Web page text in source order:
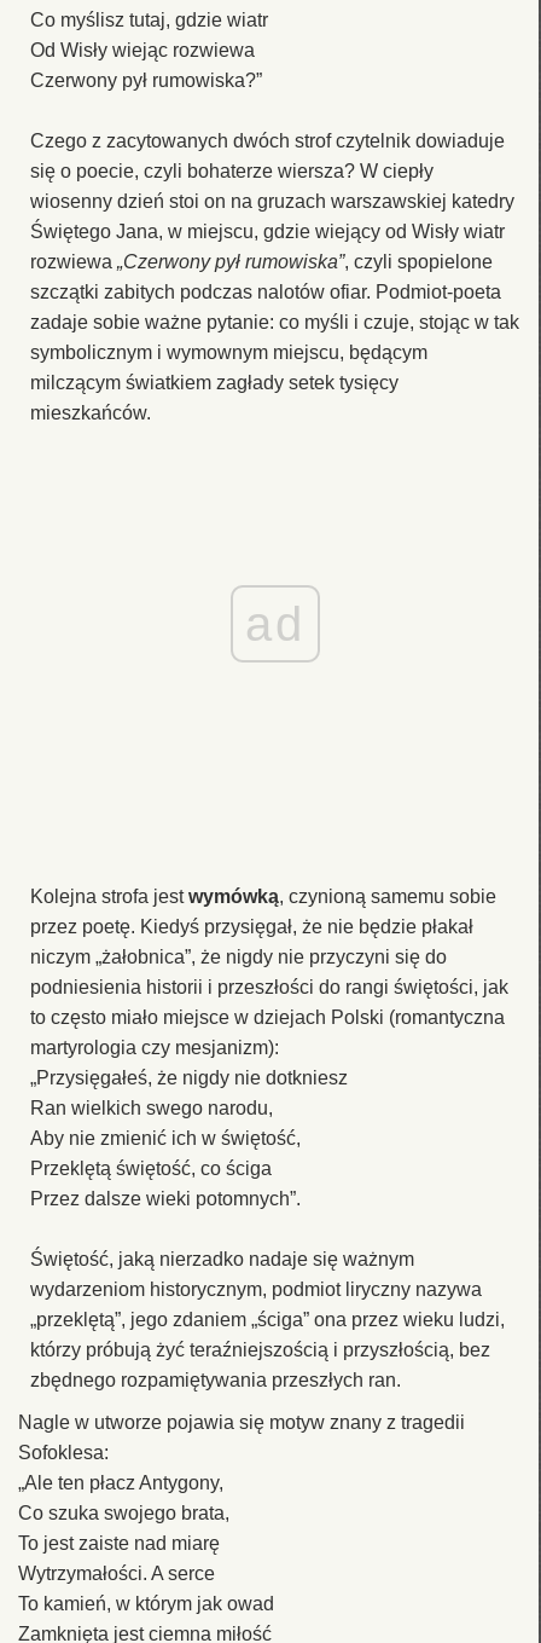
Co myślisz tutaj, gdzie wiatr
Od Wisły wiejąc rozwiewa
Czerwony pył rumowiska?”
Czego z zacytowanych dwóch strof czytelnik dowiaduje
się o poecie, czyli bohaterze wiersza? W ciepły
wiosenny dzień stoi on na gruzach warszawskiej katedry
Świętego Jana, w miejscu, gdzie wiejący od Wisły wiatr
rozwiewa „Czerwony pył rumowiska”, czyli spopielone
szczątki zabitych podczas nalotów ofiar. Podmiot-poeta
zadaje sobie ważne pytanie: co myśli i czuje, stojąc w tak
symbolicznym i wymownym miejscu, będącym
milczącym światkiem zagłady setek tysięcy
mieszkańców.
ad
Kolejna strofa jestwymówką, czynioną samemu sobie
przez poetę. Kiedyś przysięgał, że nie będzie płakał
niczym „żałobnica”, że nigdy nie przyczyni się do
podniesienia historii i przeszłości do rangi świętości, jak
to często miało miejsce w dziejach Polski (romantyczna
martyrologia czy mesjanizm):
„Przysięgałeś, że nigdy nie dotkniesz
Ran wielkich swego narodu,
Aby nie zmienić ich w świętość,
Przeklętą świętość, co ściga
Przez dalsze wieki potomnych”.
Świętość, jaką nierzadko nadaje się ważnym
wydarzeniom historycznym, podmiot liryczny nazywa
„przeklętą”, jego zdaniem „ściga” ona przez wieku ludzi,
którzy próbują żyć teraźniejszością i przyszłością, bez
zbędnego rozpamiętywania przeszłych ran.
Nagle w utworze pojawia się motyw znany z tragedii
Sofoklesa:
„Ale ten płacz Antygony,
Co szuka swojego brata,
To jest zaiste nad miarę
Wytrzymałości. A serce
To kamień, w którym jak owad
Zamknięta jest ciemna miłość